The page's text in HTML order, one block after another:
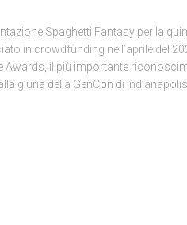
Spaghetti Fantasy per la
in crowdfunding nell’aprile del
Awards, il più importante
giuria della GenCon di